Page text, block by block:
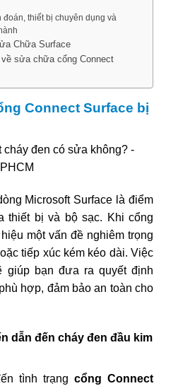
đoán, thiết bị chuyên dụng và
Chữa Surface
sửa chữa cổng Connect
Connect Surface bị
Microsoft Surface là điểm
thiết bị và bộ sạc. Khi cổng
một vấn đề nghiêm trọng
tiếp xúc kém kéo dài. Việc
giúp bạn đưa ra quyết định
hợp, đảm bảo an toàn cho
dẫn đến cháy đen đầu kim
tình trạng cổng Connect